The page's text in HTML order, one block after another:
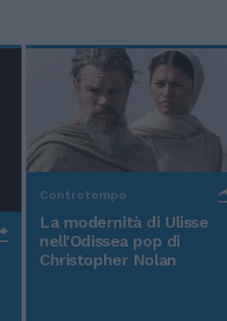
Controtempo
La modernità di Ulisse
nell'Odissea pop di
Christopher Nolan